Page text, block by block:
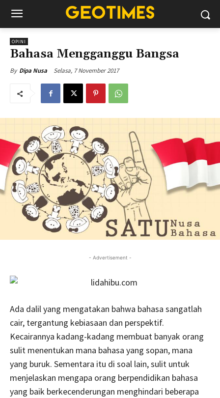
OPINI
Bahasa Mengganggu Bangsa
By Dipa Nusa Selasa, 7 November 2017
- Advertisement -
Ada dalil yang mengatakan bahwa bahasa sangatlah
cair, tergantung kebiasaan dan perspektif.
Kecairannya kadang-kadang membuat banyak orang
sulit menentukan mana bahasa yang sopan, mana
yang buruk. Sementara itu di soal lain, sulit untuk
menjelaskan mengapa orang berpendidikan bahasa
yang baik berkecenderungan menghindari beberapa